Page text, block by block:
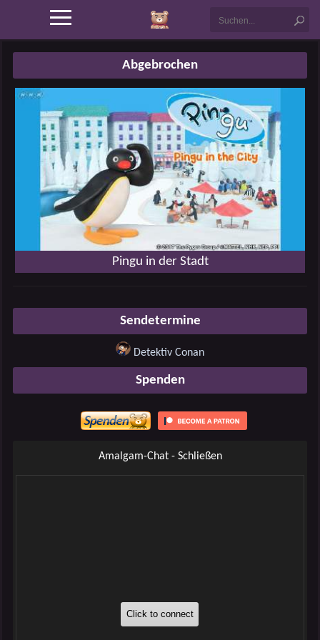
Abgebrochen
Pingu in der Stadt
Sendetermine
Detektiv Conan
Spenden
Amalgam-Chat - Schließen